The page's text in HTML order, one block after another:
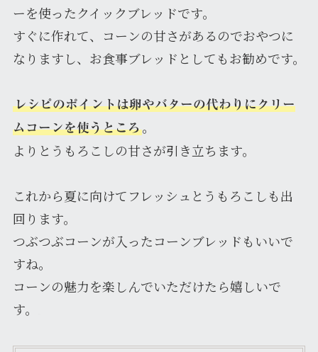
ーを使ったクイックブレッドです。
すぐに作れて、コーンの甘さがあるのでおやつに
なりますし、お食事ブレッドとしてもお勧めです。
レシピのポイントは卵やバターの代わりにクリー
ムコーンを使うところ。
よりとうもろこしの甘さが引き立ちます。
これから夏に向けてフレッシュとうもろこしも出
回ります。
つぶつぶコーンが入ったコーンブレッドもいいで
すね。
コーンの魅力を楽しんでいただけたら嬉しいで
す。